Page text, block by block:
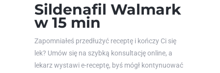
Sildenafil Walmark
w 15 min
Zapomniałeś przedłużyć receptę i kończy Ci się
lek? Umów się na szybką konsultację online, a
lekarz wystawi e-receptę, byś mógł kontynuować